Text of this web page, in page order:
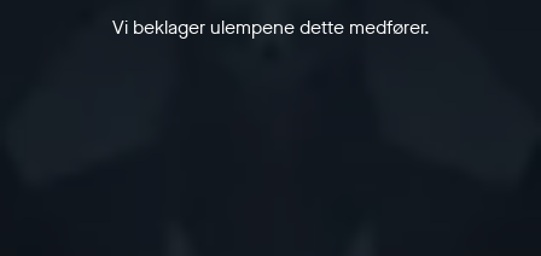
Vi beklager ulempene dette medfører.